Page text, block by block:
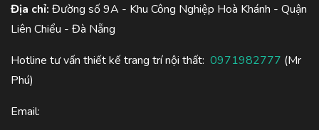
Địa chỉ: Đường số 9A - Khu Công Nghiệp Hoà Khánh - Quận
Liên Chiểu - Đà Nẵng
Hotline tư vấn thiết kế trang trí nội thất: 0971982777 (Mr
Phú)
Email: